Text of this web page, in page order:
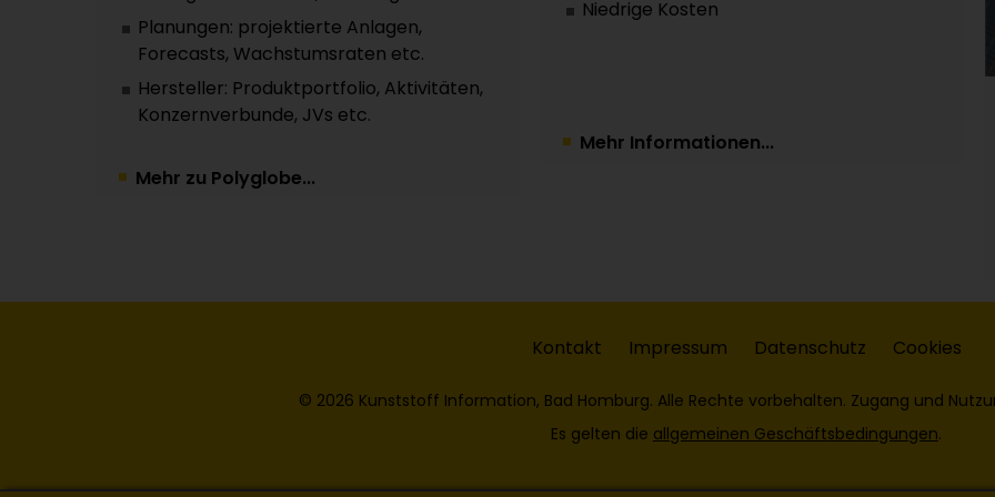
Planungen: projektierte Anlagen,
Forecasts, Wachstumsraten etc.
Hersteller: Produktportfolio, Aktivitäten,
Konzernverbunde, JVs etc.
Mehr zu Polyglobe...
Niedrige Kosten
Mehr Informationen...
Kontakt Impressum Datenschutz Cookies
© 2026 Kunststoff Information, Bad Homburg. Alle Rechte vorbehalten. Zugang und
Es gelten die allgemeinen Geschäftsbedingungen.